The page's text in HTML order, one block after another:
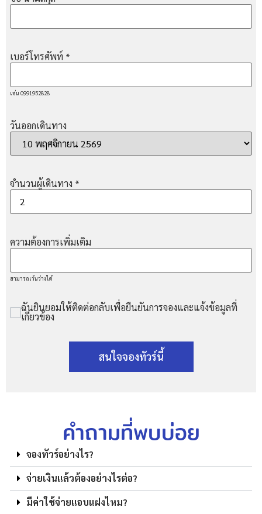
เบอร์โทรศัพท์ *
เช่น 0991952828
วันออกเดินทาง
จำนวนผู้เดินทาง *
ความต้องการเพิ่มเติม
สามารถเว้นว่างได้
ฉันยินยอมให้ติดต่อกลับเพื่อยืนยันการจองและแจ้งข้อมูลที่
เกี่ยวข้อง
สนใจจองทัวร์นี้
คำถามที่พบบ่อย
จองทัวร์อย่างไร?
จ่ายเงินแล้วต้องอย่างไรต่อ?
มีค่าใช้จ่ายแอบแฝงไหม?